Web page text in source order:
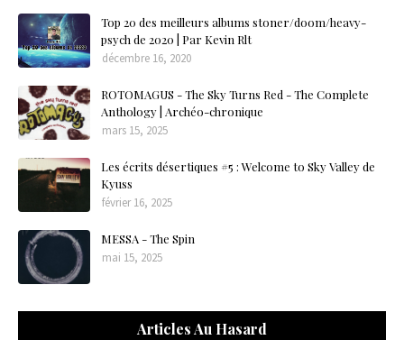
Top 20 des meilleurs albums stoner/doom/heavy-
psych de 2020 | Par Kevin Rlt
décembre 16, 2020
ROTOMAGUS - The Sky Turns Red - The Complete
Anthology | Archéo-chronique
mars 15, 2025
Les écrits désertiques #5 : Welcome to Sky Valley de
Kyuss
février 16, 2025
MESSA - The Spin
mai 15, 2025
Articles Au Hasard